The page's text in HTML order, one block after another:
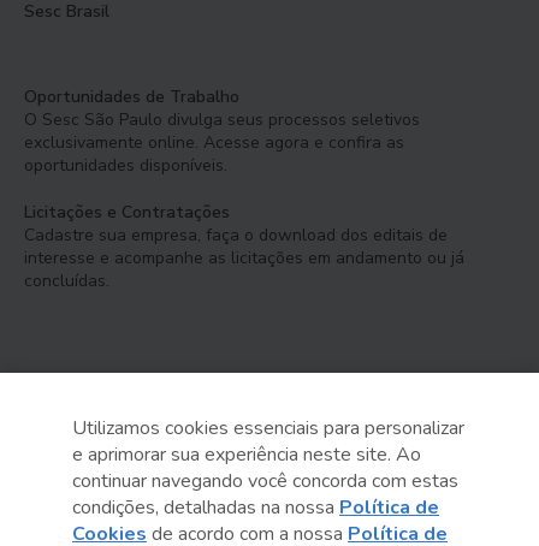
Sesc Brasil
Oportunidades de Trabalho
O Sesc São Paulo divulga seus processos seletivos
exclusivamente online. Acesse agora e confira as
oportunidades disponíveis.
Licitações e Contratações
Cadastre sua empresa, faça o download dos editais de
interesse e acompanhe as licitações em andamento ou já
concluídas.
Serviço Social do Comércio
Administração Regional no Estado de São Paulo
Utilizamos cookies essenciais para personalizar
e aprimorar sua experiência neste site. Ao
continuar navegando você concorda com estas
condições, detalhadas na nossa Política de
Cookies de acordo com a nossa Política de